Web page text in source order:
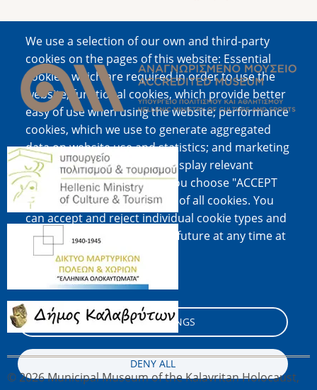
We use a selection of our own and third-party
cookies on the pages of this website: Essential
cookies, which are required in order to use the
website; functional cookies, which provide better
easy of use when using the website; performance
cookies, which we use to generate aggregated
data on website use and statistics; and marketing
cookies, which are used to display relevant
content and advertising. If you choose "ACCEPT
ALL", you consent to the use of all cookies. You
can accept and reject individual cookie types and
revoke your consent for the future at any time at
"Settings".
Cookie documentation
COOKIE SETTINGS
DENY ALL
Image
Image
Image
Image
© 2026 Municipal Museum of the Kalavritan Holocaust,